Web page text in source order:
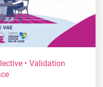
Validation